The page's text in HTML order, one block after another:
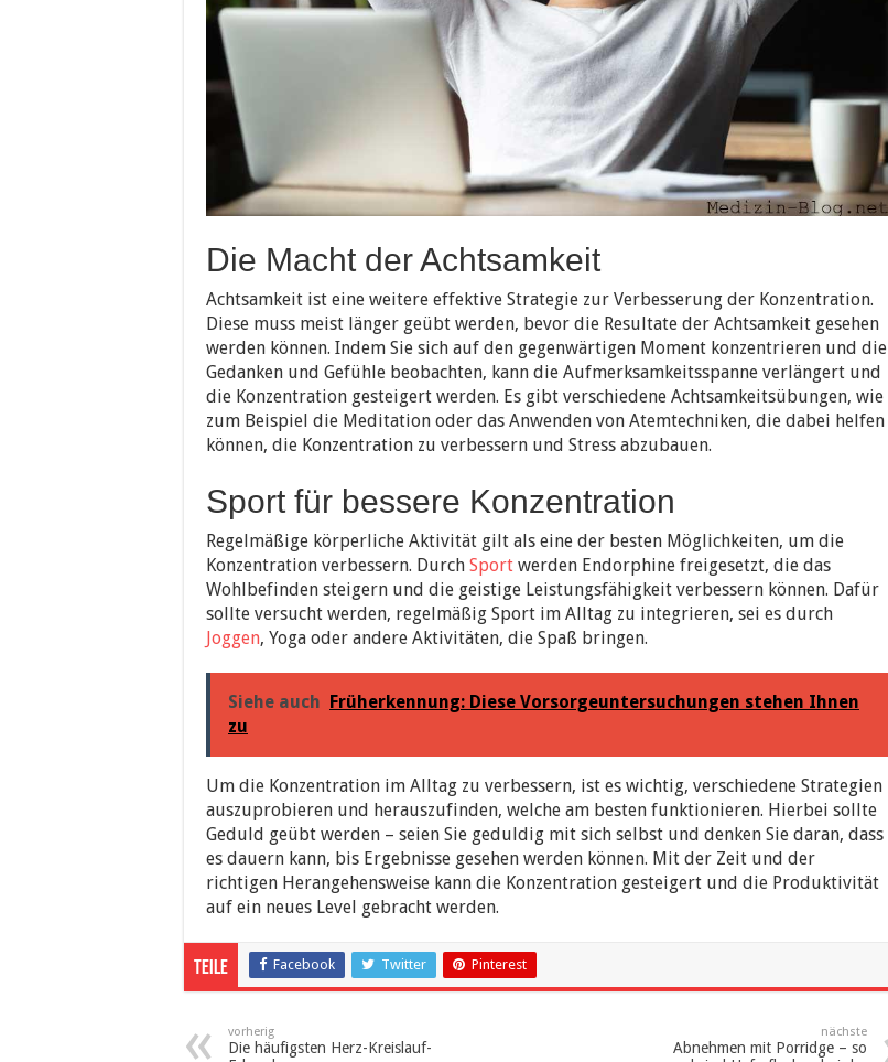
Die Macht der Achtsamkeit
Achtsamkeit ist eine weitere effektive Strategie zur Verbesserung der Konzentration.
Diese muss meist länger geübt werden, bevor die Resultate der Achtsamkeit gesehen
werden können. Indem Sie sich auf den gegenwärtigen Moment konzentrieren und die
Gedanken und Gefühle beobachten, kann die Aufmerksamkeitsspanne verlängert und
die Konzentration gesteigert werden. Es gibt verschiedene Achtsamkeitsübungen, wie
zum Beispiel die Meditation oder das Anwenden von Atemtechniken, die dabei helfen
können, die Konzentration zu verbessern und Stress abzubauen.
Sport für bessere Konzentration
Regelmäßige körperliche Aktivität gilt als eine der besten Möglichkeiten, um die
Konzentration verbessern. Durch Sport werden Endorphine freigesetzt, die das
Wohlbefinden steigern und die geistige Leistungsfähigkeit verbessern können. Dafür
sollte versucht werden, regelmäßig Sport im Alltag zu integrieren, sei es durch
Joggen, Yoga oder andere Aktivitäten, die Spaß bringen.
Siehe auch
Früherkennung: Diese Vorsorgeuntersuchungen stehen Ihnen
zu
Um die Konzentration im Alltag zu verbessern, ist es wichtig, verschiedene Strategien
auszuprobieren und herauszufinden, welche am besten funktionieren. Hierbei sollte
Geduld geübt werden – seien Sie geduldig mit sich selbst und denken Sie daran, dass
es dauern kann, bis Ergebnisse gesehen werden können. Mit der Zeit und der
richtigen Herangehensweise kann die Konzentration gesteigert und die Produktivität
auf ein neues Level gebracht werden.
Teile Facebook Twitter Pinterest
vorherig
Die häufigsten Herz-Kreislauf-
nächste
Abnehmen mit Porridge – so